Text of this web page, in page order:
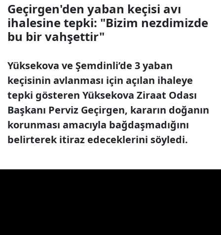
Geçirgen'den yaban keçisi avı
ihalesine tepki: "Bizim nezdimizde
bu bir vahşettir"
Yüksekova ve Şemdinli’de 3 yaban
keçisinin avlanması için açılan ihaleye
tepki gösteren Yüksekova Ziraat Odası
Başkanı Perviz Geçirgen, kararın doğanın
korunması amacıyla bağdaşmadığını
belirterek itiraz edeceklerini söyledi.